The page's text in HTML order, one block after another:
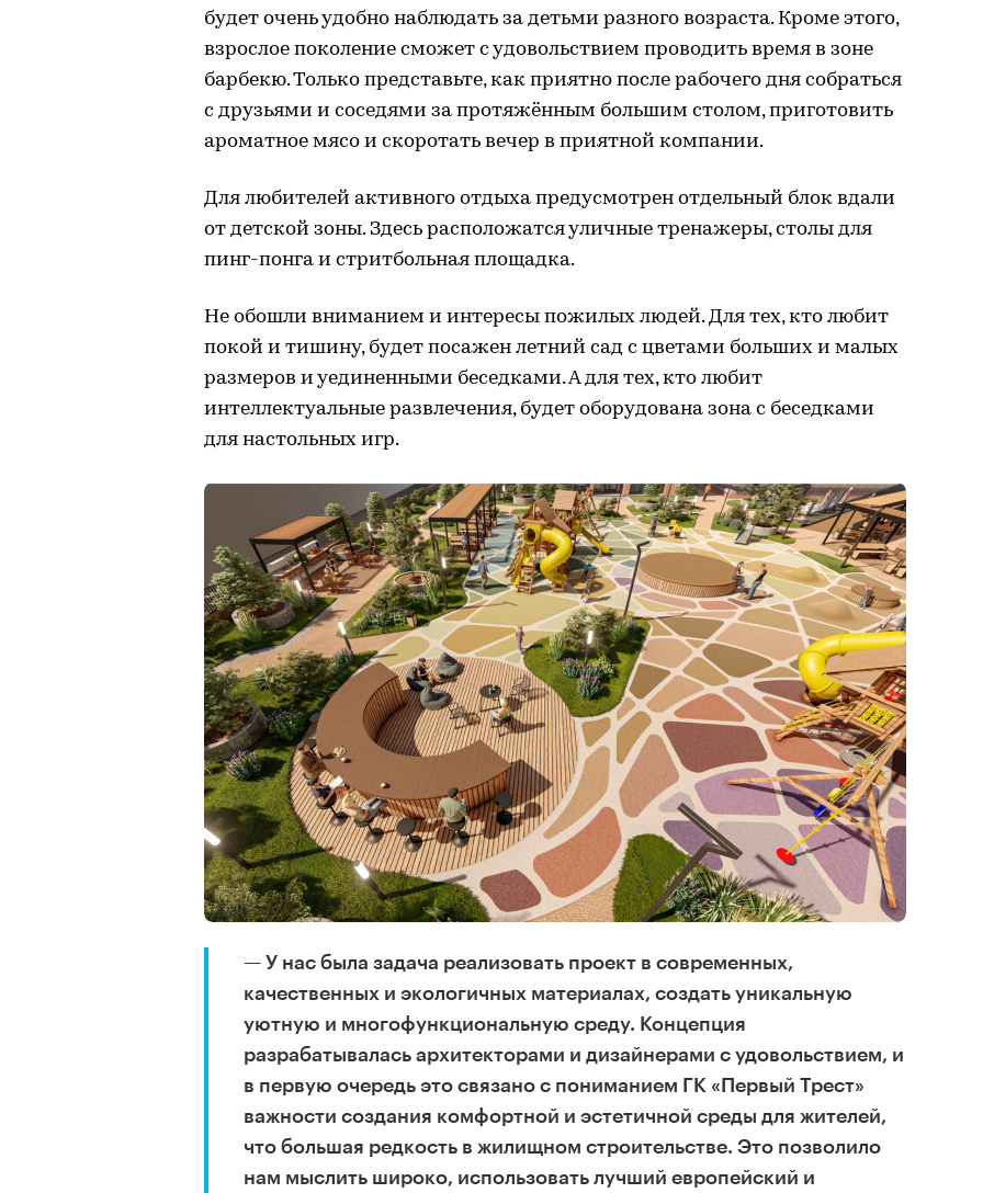
будет очень удобно наблюдать за детьми разного возраста. Кроме этого,
взрослое поколение сможет с удовольствием проводить время в зоне
барбекю. Только представьте, как приятно после рабочего дня собраться
с друзьями и соседями за протяжённым большим столом, приготовить
ароматное мясо и скоротать вечер в приятной компании.
Для любителей активного отдыха предусмотрен отдельный блок вдали
от детской зоны. Здесь расположатся уличные тренажеры, столы для
пинг-понга и стритбольная площадка.
Не обошли вниманием и интересы пожилых людей. Для тех, кто любит
покой и тишину, будет посажен летний сад с цветами больших и малых
размеров и уединенными беседками. А для тех, кто любит
интеллектуальные развлечения, будет оборудована зона с беседками
для настольных игр.
— У нас была задача реализовать проект в современных,
качественных и экологичных материалах, создать уникальную
уютную и многофункциональную среду. Концепция
разрабатывалась архитекторами и дизайнерами с удовольствием, и
в первую очередь это связано с пониманием ГК «Первый Трест»
важности создания комфортной и эстетичной среды для жителей,
что большая редкость в жилищном строительстве. Это позволило
нам мыслить широко, использовать лучший европейский и